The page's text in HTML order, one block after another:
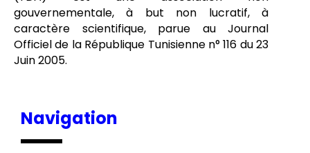
gouvernementale, à but non lucratif, à
caractère scientifique, parue au Journal
Officiel de la République Tunisienne n° 116 du 23
Juin 2005.
Navigation